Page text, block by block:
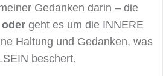
Gedanken darin – die
oder geht es um die INNERE
Haltung und Gedanken, was
beschert.